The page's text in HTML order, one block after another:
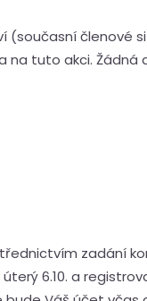
členové
na tuto akci.
zadání
6.10. a